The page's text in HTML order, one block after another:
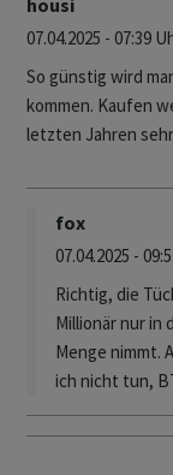
housi
07.04.2025 - 07:39
So günstig wird
kommen. Kaufen
letzten Jahren
fox
07.04.2025 -
Richtig, die
Millionär nur in
Menge nimmt.
ich nicht tun,